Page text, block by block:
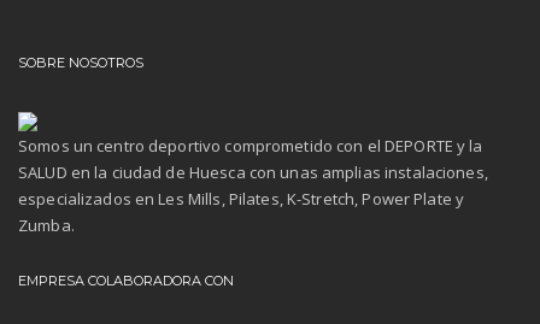
SOBRE NOSOTROS
Somos un centro deportivo comprometido con el DEPORTE y la
SALUD en la ciudad de Huesca con unas amplias instalaciones,
especializados en Les Mills, Pilates, K-Stretch, Power Plate y
Zumba.
EMPRESA COLABORADORA CON